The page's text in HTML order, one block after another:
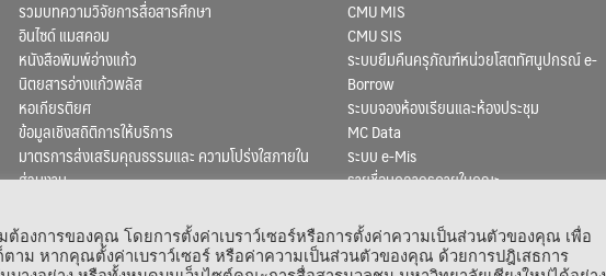
รวมบทความวิจัยการสื่อสารศึกษา
อินไซด์ แมสคอม
หนังสือพิมพ์อ่างแก้ว
นิตยสารอ่างแก้วพลัส
หอเกียรติยศ
ข้อมูลเชิงสถิติการให้บริการ
มาตรการส่งเสริมคุณธรรมและ ความโปร่งใสภายใน
ส่วนงาน
CMU MIS
CMU SIS
ระบบยืมคืนครุภัณฑ์หน่วยโสตทัศนูปกรณ์ e-
Borrow
ระบบจองห้องเรียนและห้องประชุม
MC Data
ระบบ e-Mis
รายชื่อบุคลากรภายในคณะ
องการของคุณ โดยการตั้งค่าเบราว์เซอร์หรือการตั้งค่าความเป็นส่วนตัวของคุณ เพื่อ
าม หากคุณตั้งค่าเบราว์เซอร์ หรือค่าความเป็นส่วนตัวของคุณ ด้วยการปฎิเสธการ